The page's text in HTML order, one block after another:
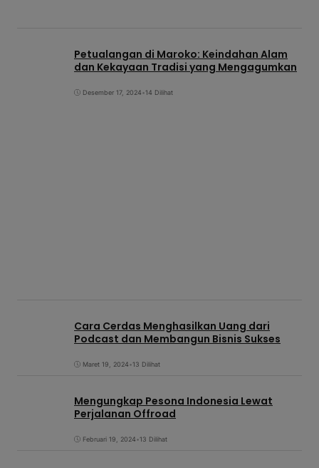
Petualangan di Maroko: Keindahan Alam
dan Kekayaan Tradisi yang Mengagumkan
Desember 17, 2024•14 Dilihat
Cara Cerdas Menghasilkan Uang dari
Podcast dan Membangun Bisnis Sukses
Maret 19, 2024•13 Dilihat
Mengungkap Pesona Indonesia Lewat
Perjalanan Offroad
Februari 19, 2024•13 Dilihat